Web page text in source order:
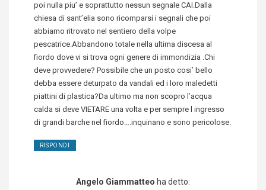
poi nulla piu’ e soprattutto nessun segnale CAI.Dalla
chiesa di sant’elia sono ricomparsi i segnali che poi
abbiamo ritrovato nel sentiero della volpe
pescatrice.Abbandono totale nella ultima discesa al
fiordo dove vi si trova ogni genere di immondizia .Chi
deve provvedere? Possibile che un posto cosi’ bello
debba essere deturpato da vandali ed i loro maledetti
piattini di plastica?Da ultimo ma non scopro l’acqua
calda si deve VIETARE una volta e per sempre l ingresso
di grandi barche nel fiordo….inquinano e sono pericolose.
RISPONDI
Angelo Giammatteo ha detto: